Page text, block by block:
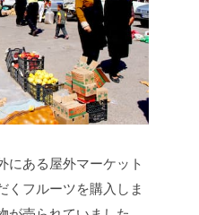
にある屋外マーケット
くフルーツを購入しま